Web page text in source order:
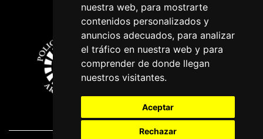
nuestra web, para mostrarte
contenidos personalizados y
anuncios adecuados, para analizar
el tráfico en nuestra web y para
comprender de donde llegan
nuestros visitantes.
Aceptar
Rechazar